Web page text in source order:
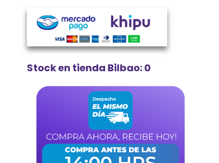
Stock en tienda Bilbao: 0